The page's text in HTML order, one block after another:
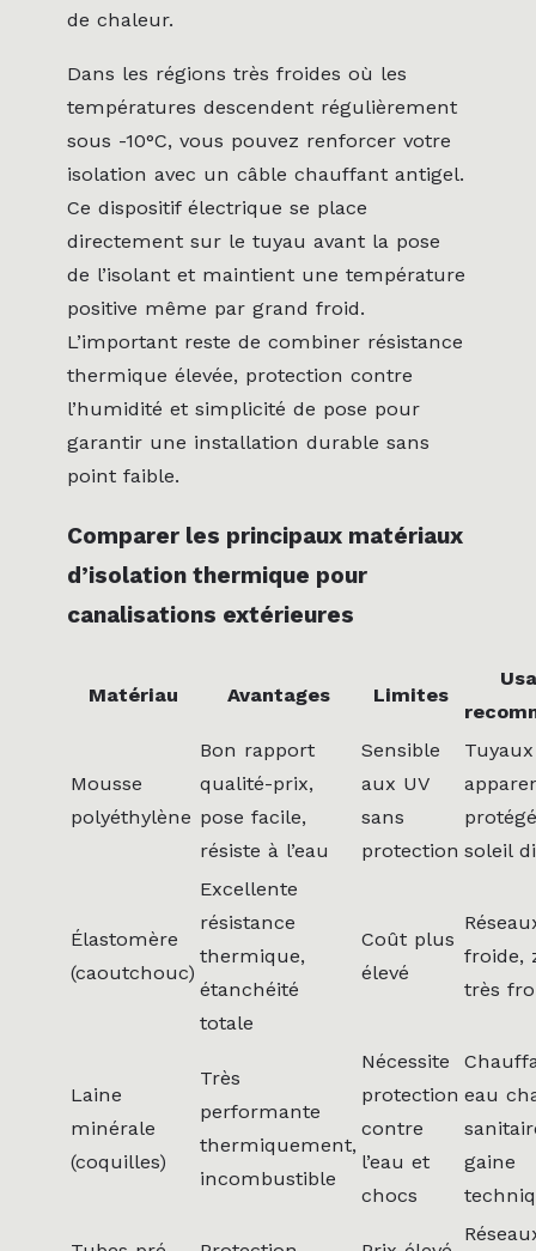
de chaleur.
Dans les régions très froides où les
températures descendent régulièrement
sous -10°C, vous pouvez renforcer votre
isolation avec un câble chauffant antigel.
Ce dispositif électrique se place
directement sur le tuyau avant la pose
de l’isolant et maintient une température
positive même par grand froid.
L’important reste de combiner résistance
thermique élevée, protection contre
l’humidité et simplicité de pose pour
garantir une installation durable sans
point faible.
Comparer les principaux matériaux
d’isolation thermique pour
canalisations extérieures
Matériau Avantages Limites
Mousse
polyéthylène
Bon rapport
qualité-prix,
pose facile,
résiste à l’eau
Sensible
aux UV
sans
protection
Tuyaux
soleil
Élastomère
(caoutchouc)
Excellente
résistance
thermique,
étanchéité
totale
Coût plus
élevé
froide,
très
Laine
minérale
(coquilles)
Très
performante
thermiquement,
incombustible
Nécessite
protection
contre
l’eau et
chocs
eau
gaine